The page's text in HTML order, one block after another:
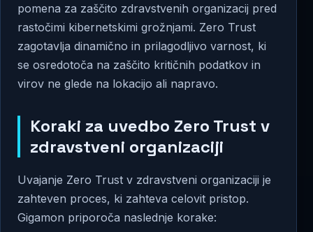
pomena za zaščito zdravstvenih organizacij pred
rastočimi kibernetskimi grožnjami. Zero Trust
zagotavlja dinamično in prilagodljivo varnost, ki
se osredotoča na zaščito kritičnih podatkov in
virov ne glede na lokacijo ali napravo.
Koraki za uvedbo Zero Trust v
zdravstveni organizaciji
Uvajanje Zero Trust v zdravstveni organizaciji je
zahteven proces, ki zahteva celovit pristop.
Gigamon priporoča naslednje korake: